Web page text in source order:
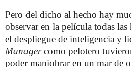
Pero del dicho al hecho hay
observar en la película todas
el despliegue de inteligencia y
Managercomo pelotero
poder maniobrar en un mar de